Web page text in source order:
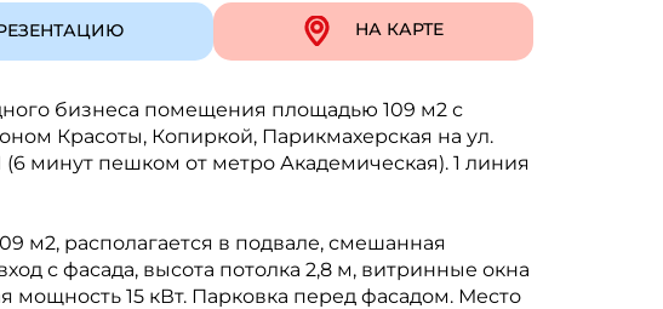
НА КАРТЕ
бизнеса помещения площадью 109 м2 с
Красоты, Копиркой, Парикмахерская на ул.
(6 минут пешком от метро Академическая). 1 линия
м2, располагается в подвале, смешанная
с фасада, высота потолка 2,8 м, витринные окна
мощность 15 кВт. Парковка перед фасадом. Место